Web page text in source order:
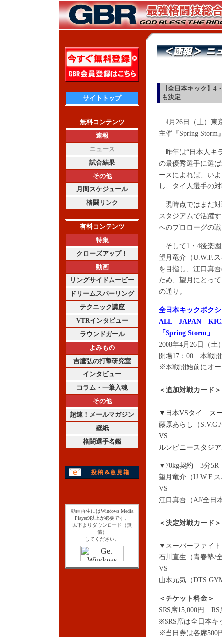
サイトトップ
無料コンテンツ
速報
ニュース
試合結果
その他
月間スケジュール
格闘リンク
有料コンテンツ
特集
クローズアップ！
動画
リングサイドムービー
ドリームスパーリング
テクニック講座
VTRインタビュー
ラウンドガール
よみもの
吉鷹弘の打撃研究室
インタビュー
コラム・一筆入魂
その他
超速！メールマガジン
壁紙
格闘選手名鑑
動画再生にはWindows Media
Player9以上が必要です。
以下よりダウンロード（無
償）
してください。
【全日本キック】4
も決定
4月26日（土）東
主催『Spring Storm
昨年は“日本人キ
の最優秀選手に選
ースによれば、い
し、タイ人選手の
現時点ではまだ対
スタジアムで活躍
へのプロローグの
そして1・4後楽園
望月竜介（U.W.F.
を目指し、江口真
ため、望月にとっ
の通り。
全日本キックボク
ALL JAPAN
「Spring Storm」
2008年4月26日（土
開場17：00 本戦開
※本戦開始前にオ
＜ 追加対戦カード＞
▼日本VSタイ ス
藤原あらし（
VS
ルンピニースタジ
▼70kg契約 3分5R
望月竜介（U.W.F.
VS
江口真吾（AJ/全日
＜ 決定対戦カード＞
▼スーパーファイ
石川直生（青春塾/
VS
山本元気（DTS
＜チケット料金＞
SRS席15,000円
※SRS席は全日本キ
※当日券は各席500